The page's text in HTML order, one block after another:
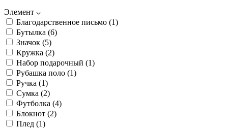
Элемент
Благодарственное письмо (1)
Бутылка (6)
Значок (5)
Кружка (2)
Набор подарочный (1)
Рубашка поло (1)
Ручка (1)
Сумка (2)
Футболка (4)
Блокнот (2)
Плед (1)